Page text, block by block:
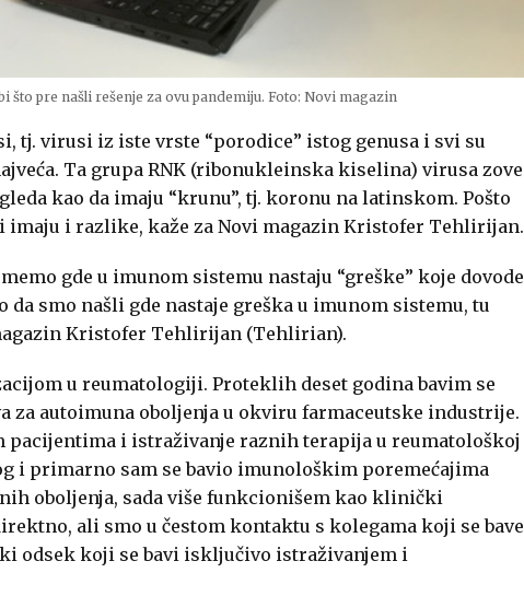
što pre našli rešenje za ovu pandemiju. Foto: Novi magazin
tj. virusi iz iste vrste “porodice” istog genusa i svi su
Ta grupa RNK (ribonukleinska kiselina) virusa zove
kao da imaju “krunu”, tj. koronu na latinskom. Pošto
i razlike, kaže za Novi magazin Kristofer Tehlirijan.
gde u imunom sistemu nastaju “greške” koje dovode
smo našli gde nastaje greška u imunom sistemu, tu
Kristofer Tehlirijan (Tehlirian).
u reumatologiji. Proteklih deset godina bavim se
autoimuna oboljenja u okviru farmaceutske industrije.
pacijentima i istraživanje raznih terapija u reumatološkoj
i primarno sam se bavio imunološkim poremećajima
oboljenja, sada više funkcionišem kao klinički
ali smo u čestom kontaktu s kolegama koji se bave
odsek koji se bavi isključivo istraživanjem i